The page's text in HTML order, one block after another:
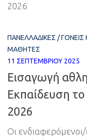
2026
ΠΑΝΕΛΛΑΔΙΚΈΣ /
ΜΑΘΗΤΈΣ
11 ΣΕΠΤΕΜΒΡΊΟΥ 2025
Εισαγωγή
Eκπαίδευση
2026
Οι